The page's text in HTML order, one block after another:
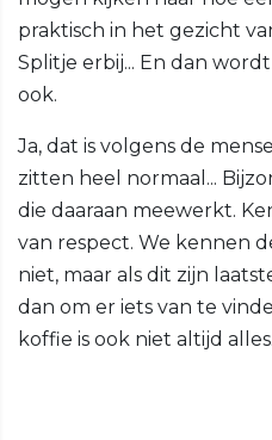
praktisch in het gezicht
Splitje erbij... En dan
ook.
Ja, dat is volgens de
zitten heel normaal...
die daaraan meewerkt.
van respect. We kennen
niet, maar als dit zijn
dan om er iets van te
koffie is ook niet altijd alles.